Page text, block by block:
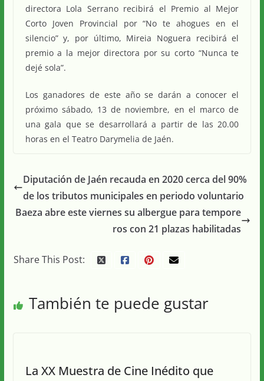
directora Lola Serrano recibirá el Premio al Mejor
Corto Joven Provincial por “No te ahogues en el
silencio” y, por último, Mireia Noguera recibirá el
premio a la mejor directora por su corto “Nunca te
dejé sola”.
Los ganadores de este año se darán a conocer el
próximo sábado, 13 de noviembre, en el marco de
una gala que se desarrollará a partir de las 20.00
horas en el Teatro Darymelia de Jaén.
Diputación de Jaén recauda en 2020 cerca del 90%
de los tributos municipales en periodo voluntario
Baeza abre este viernes su albergue para tempore
ros con 21 plazas habilitadas
Share This Post:
También te puede gustar
La XX Muestra de Cine Inédito que